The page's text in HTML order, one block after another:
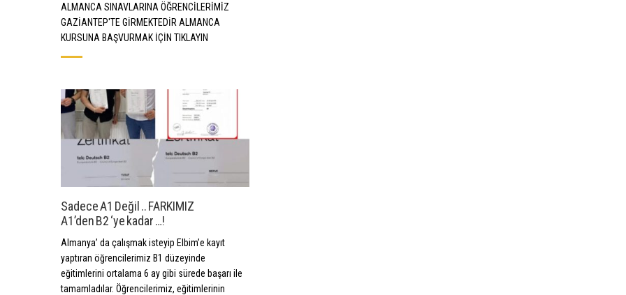
ALMANCA SINAVLARINA ÖĞRENCİLERİMİZ
GAZİANTEP'TE GİRMEKTEDİR ALMANCA
KURSUNA BAŞVURMAK İÇİN TIKLAYIN
Sadece A1 Değil .. FARKIMIZ
A1’den B2 ‘ye kadar …!
Almanya’ da çalışmak isteyip Elbim’e kayıt
yaptıran öğrencilerimiz B1 düzeyinde
eğitimlerini ortalama 6 ay gibi sürede başarı ile
tamamladılar. Öğrencilerimiz, eğitimlerinin